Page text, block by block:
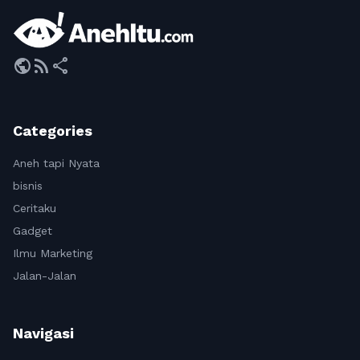
publicrss_feed share
Categories
Aneh tapi Nyata
bisnis
Ceritaku
Gadget
Ilmu Marketing
Jalan-Jalan
Navigasi